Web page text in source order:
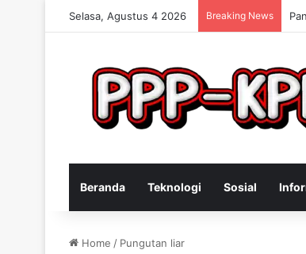
Selasa, Agustus 4 2026 Breaking News
Beranda Teknologi Sosial
Home / Pungutan liar